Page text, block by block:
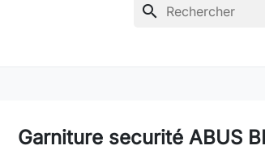
search
Garniture securité ABUS